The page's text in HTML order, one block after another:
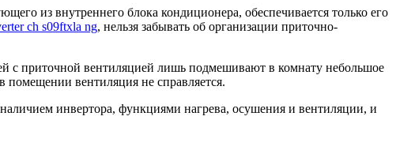
из внутреннего блока кондиционера, обеспечивается только его
ch s09ftxla ng, нельзя забывать об организации приточно-
с приточной вентиляцией лишь подмешивают в комнату небольшое
помещении вентиляция не справляется.
инвертора, функциями нагрева, осушения и вентиляции, и